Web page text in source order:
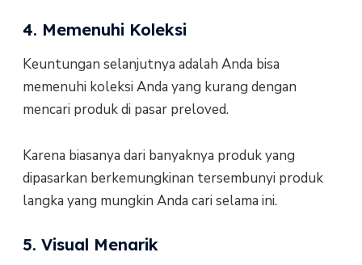
4. Memenuhi Koleksi
Keuntungan selanjutnya adalah Anda bisa
memenuhi koleksi Anda yang kurang dengan
mencari produk di pasar preloved.
Karena biasanya dari banyaknya produk yang
dipasarkan berkemungkinan tersembunyi produk
langka yang mungkin Anda cari selama ini.
5. Visual Menarik